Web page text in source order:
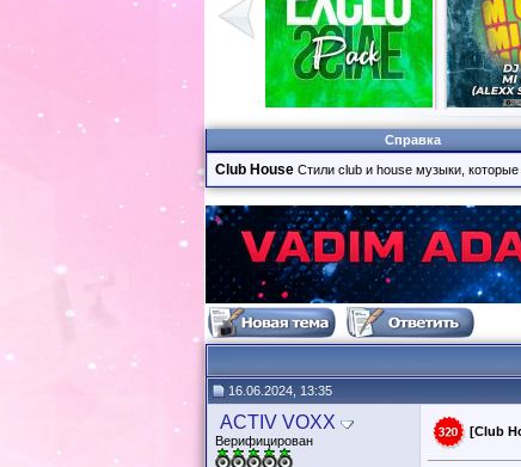
Справка
Club House Стили club и house музыки,
16.06.2024, 13:35
ACTIV VOXX
Верифицирован
[Club